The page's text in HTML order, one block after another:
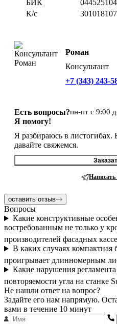
БИК
044525104
К/с
Роман
Консультант
+7 (343) 243-
Есть вопросы?
Я помогу!
пн-пт с 9:00
Я разбираюсь в листогибах.
давайте свяжемся.
Написать
оставить отзыв
Вопросы
Какие конструктивные
востребованным не только у
производителей фасадных
В каких случаях компактная
проигрывает длинномерным
Какие нарушения
повторяемости угла на станке
Не нашли ответ на вопрос?
Задайте его нам напрямую.
вами в течение 10 минут